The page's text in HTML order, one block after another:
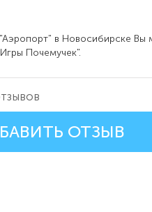
в Новосибирске Вы
Почемучек".
ОТЗЫВ